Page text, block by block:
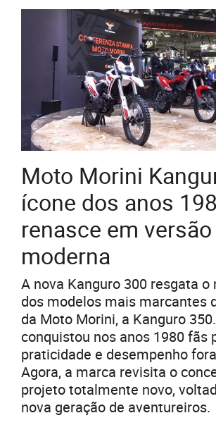
Moto Morini
ícone dos anos
renasce em versão
moderna
A nova Kanguro 300 resgata o
dos modelos mais marcantes
da Moto Morini, a Kanguro
conquistou nos anos 1980 fãs
praticidade e desempenho
Agora, a marca revisita o
projeto totalmente novo,
nova geração de aventureiros.